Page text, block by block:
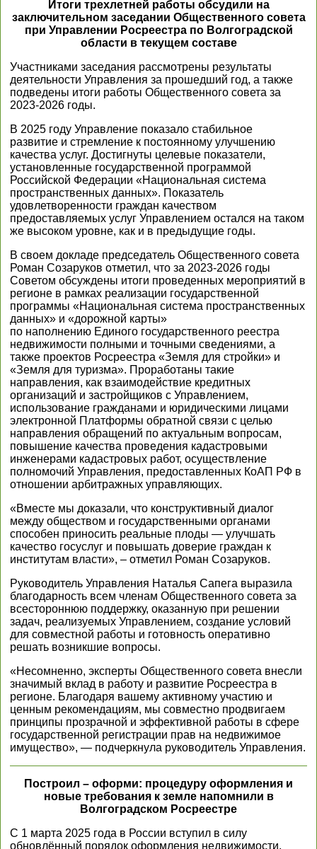
Итоги трехлетней работы обсудили на
заключительном заседании Общественного совета
при Управлении Росреестра по Волгоградской
области в текущем составе
Участниками заседания рассмотрены результаты
деятельности Управления за прошедший год, а также
подведены итоги работы Общественного совета за
2023-2026 годы.
В 2025 году Управление показало стабильное
развитие и стремление к постоянному улучшению
качества услуг. Достигнуты целевые показатели,
установленные государственной программой
Российской Федерации «Национальная система
пространственных данных». Показатель
удовлетворенности граждан качеством
предоставляемых услуг Управлением остался на таком
же высоком уровне, как и в предыдущие годы.
В своем докладе председатель Общественного совета
Роман Созаруков отметил, что за 2023-2026 годы
Советом обсуждены итоги проведенных мероприятий в
регионе в рамках реализации государственной
программы «Национальная система пространственных
данных» и «дорожной карты»
по наполнению Единого государственного реестра
недвижимости полными и точными сведениями, а
также проектов Росреестра «Земля для стройки» и
«Земля для туризма». Проработаны такие
направления, как взаимодействие кредитных
организаций и застройщиков с Управлением,
использование гражданами и юридическими лицами
электронной Платформы обратной связи с целью
направления обращений по актуальным вопросам,
повышение качества проведения кадастровыми
инженерами кадастровых работ, осуществление
полномочий Управления, предоставленных КоАП РФ в
отношении арбитражных управляющих.
«Вместе мы доказали, что конструктивный диалог
между обществом и государственными органами
способен приносить реальные плоды — улучшать
качество госуслуг и повышать доверие граждан к
институтам власти», – отметил Роман Созаруков.
Руководитель Управления Наталья Сапега выразила
благодарность всем членам Общественного совета за
всестороннюю поддержку, оказанную при решении
задач, реализуемых Управлением, создание условий
для совместной работы и готовность оперативно
решать возникшие вопросы.
«Несомненно, эксперты Общественного совета внесли
значимый вклад в работу и развитие Росреестра в
регионе. Благодаря вашему активному участию и
ценным рекомендациям, мы совместно продвигаем
принципы прозрачной и эффективной работы в сфере
государственной регистрации прав на недвижимое
имущество», — подчеркнула руководитель Управления.
Построил – оформи: процедуру оформления и
новые требования к земле напомнили в
Волгоградском Росреестре
С 1 марта 2025 года в России вступил в силу
обновлённый порядок оформления недвижимости,